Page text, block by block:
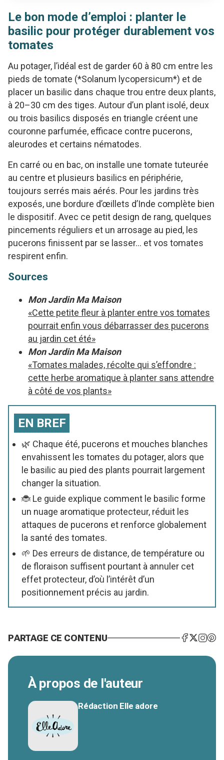
Le bon mode d’emploi : planter le
basilic pour protéger durablement vos
tomates
Au potager, l’idéal est de garder 60 à 80 cm entre les
pieds de tomate (*Solanum lycopersicum*) et de
placer un basilic dans chaque trou entre deux plants,
à 20–30 cm des tiges. Autour d’un plant isolé, deux
ou trois basilics disposés en triangle créent une
couronne parfumée, efficace contre pucerons,
aleurodes et certains nématodes.
En carré ou en bac, on installe une tomate tuteurée
au centre et plusieurs basilics en périphérie,
toujours serrés mais aérés. Pour les jardins très
exposés, une bordure d’œillets d’Inde complète bien
le dispositif. Avec ce petit design de rang, quelques
pincements réguliers et un arrosage au pied, les
pucerons finissent par se lasser… et vos tomates
respirent enfin.
Sources
Mon Jardin Ma Maison
«Cette petite fleur à planter entre vos tomates
pourrait enfin vous débarrasser des pucerons
au jardin cet été»
Mon Jardin Ma Maison
«Tomates malades, récolte qui s’effondre :
cette herbe aromatique à planter sans attendre
à côté de vos plants»
EN BREF
🌿 Chaque été, pucerons et mouches blanches
envahissent les tomates du potager, alors que
le basilic au pied des plants pourrait largement
changer la situation.
🐞 Le guide explique comment le basilic forme
un nuage aromatique protecteur, réduit les
attaques de pucerons et renforce globalement
la santé des tomates.
🌱 Des erreurs de distance, de température ou
de floraison suffisent pourtant à annuler cet
effet protecteur, d’où l’intérêt d’un
positionnement précis au jardin.
PARTAGE CE CONTENU
À propos de l'auteur
Rédaction Elle adore